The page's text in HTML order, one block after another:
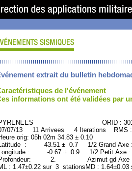
extrait du bulletin
de l'événement
informations ont été validées par
ORID :
07/13 11 Arrivees 4 Iterations RMS
orig: 05h 02m 34.83 ± 0.10
: 43.51 ± 0.7 1/2 Grand
: -0.67 ± 0.9 1/2 Petit Axe
2. Azimut gd Axe :
: 1.47±0.22 sur 3 stationsMD :